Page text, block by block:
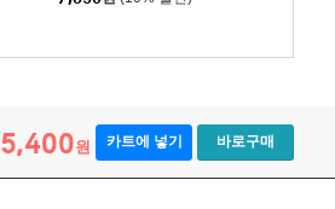
5,400원 카트에 넣기 바로구매